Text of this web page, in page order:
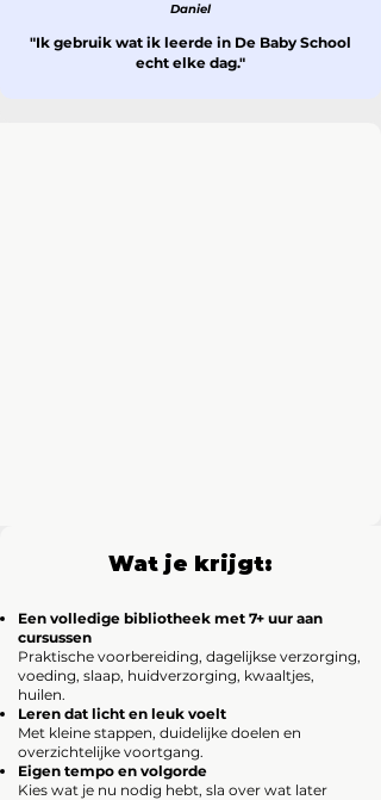
Daniel
"Ik gebruik wat ik leerde in De Baby School
echt elke dag."
Wat je krijgt:
Een volledige bibliotheek met 7+ uur aan
cursussen
Praktische voorbereiding, dagelijkse verzorging,
voeding, slaap, huidverzorging, kwaaltjes,
huilen.
Leren dat licht en leuk voelt
Met kleine stappen, duidelijke doelen en
overzichtelijke voortgang.
Eigen tempo en volgorde
Kies wat je nu nodig hebt, sla over wat later